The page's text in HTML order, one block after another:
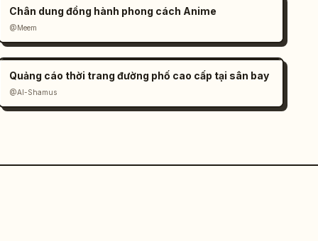
Chân dung đồng hành phong cách Anime
@Meem
Quảng cáo thời trang đường phố cao cấp tại sân bay
@Al-Shamus